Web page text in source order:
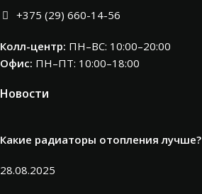
+375 (29) 660-14-56
Колл-центр: ПН–ВС: 10:00–20:00​
Офис: ПН–ПТ: 10:00–18:00
Новости
Какие радиаторы отопления лучше?
28.08.2025